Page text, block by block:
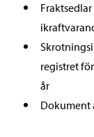
registret
år
Dokument